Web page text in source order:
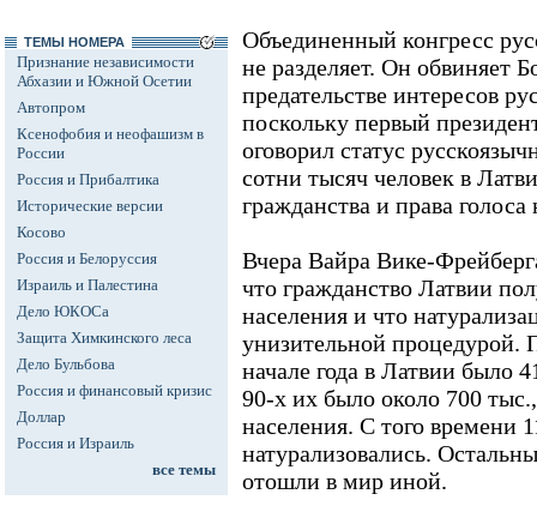
ТЕМЫ НОМЕРА
Признание независимости
Абхазии и Южной Осетии
Автопром
Ксенофобия и неофашизм в
России
Россия и Прибалтика
Исторические версии
Косово
Россия и Белоруссия
Израиль и Палестина
Дело ЮКОСа
Защита Химкинского леса
Дело Бульбова
Россия и финансовый кризис
Доллар
Россия и Израиль
все темы
Объединенный конгресс
не разделяет. Он обвиняет
предательстве интересов
поскольку первый
оговорил статус
сотни тысяч человек в
гражданства и права
Вчера Вайра Вике-
что гражданство Латвии
населения и что
унизительной процедурой.
начале года в Латвии было
90-х их было около 700 тыс.,
населения. С того времени
натурализовались.
отошли в мир иной.